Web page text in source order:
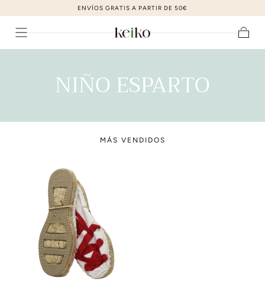
ir al contenido
ENVÍOS GRATIS A PARTIR DE 50€
C
E
C
C
I
Ó
NIÑO ESPARTO
MÁS VENDIDOS